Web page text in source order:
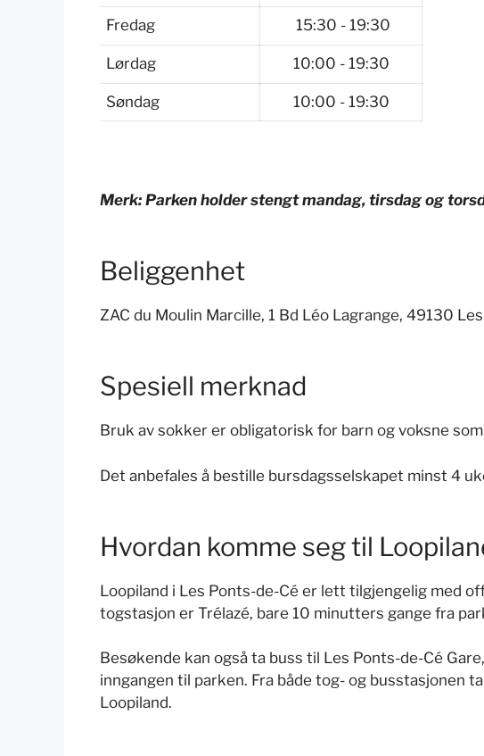
Fredag 15:30 - 19:30
Lørdag 10:00 - 19:30
Søndag 10:00 - 19:30
Merk: Parken holder stengt mandag, tirsdag og
Beliggenhet
ZAC du Moulin Marcille, 1 Bd Léo Lagrange, 49130
Spesiell merknad
Bruk av sokker er obligatorisk for barn og voksne
Det anbefales å bestille bursdagsselskapet minst 4
Hvordan komme seg til
Loopiland i Les Ponts-de-Cé er lett tilgjengelig med
togstasjon er Trélazé, bare 10 minutters gange fra
Besøkende kan også ta buss til Les Ponts-de-Cé
inngangen til parken. Fra både tog- og busstasjonen
Loopiland.